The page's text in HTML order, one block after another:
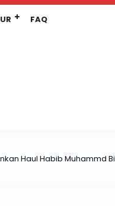
FAQ
Haul Habib Muhammd